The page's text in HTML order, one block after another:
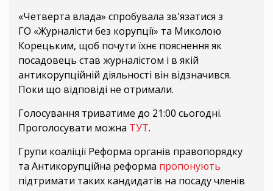
«Четверта влада» спробувала зв'язатися з
ГО «Журналісти без корупції» та Миколою
Корецьким, щоб почути їхнє пояснення як
посадовець став журналістом і в якій
антикорупційній діяльності він відзначився.
Поки що відповіді не отримали.
Голосування триватиме до 21:00 сьогодні.
Проголосувати можна ТУТ.
Групи коаліції Реформа органів правопорядку
та Антикорупційна реформа пропонують
підтримати таких кандидатів на посаду членів